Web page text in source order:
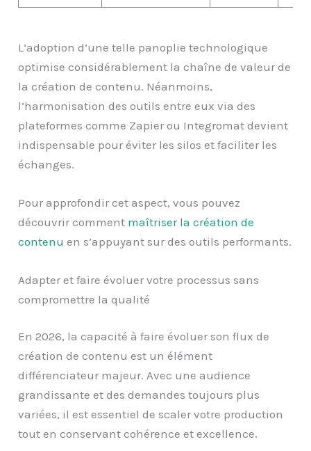
L’adoption d’une telle panoplie technologique
optimise considérablement la chaîne de valeur de
la création de contenu. Néanmoins,
l’harmonisation des outils entre eux via des
plateformes comme Zapier ou Integromat devient
indispensable pour éviter les silos et faciliter les
échanges.
Pour approfondir cet aspect, vous pouvez
découvrir comment maîtriser la création de
contenu en s’appuyant sur des outils performants.
Adapter et faire évoluer votre processus sans
compromettre la qualité
En 2026, la capacité à faire évoluer son flux de
création de contenu est un élément
différenciateur majeur. Avec une audience
grandissante et des demandes toujours plus
variées, il est essentiel de scaler votre production
tout en conservant cohérence et excellence.